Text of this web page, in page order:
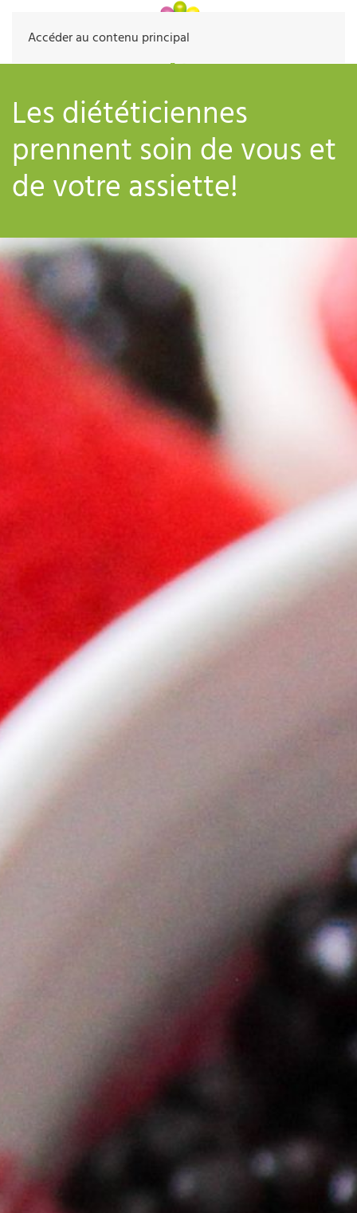
Accéder au contenu principal
Les diététiciennes
prennent soin de vous et
de votre assiette!